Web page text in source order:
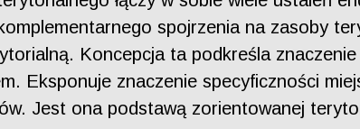
spojrzenia na zasoby
Koncepcja ta podkreśla znaczenie
Eksponuje znaczenie specyficzności
Jest ona podstawą zorientowanej